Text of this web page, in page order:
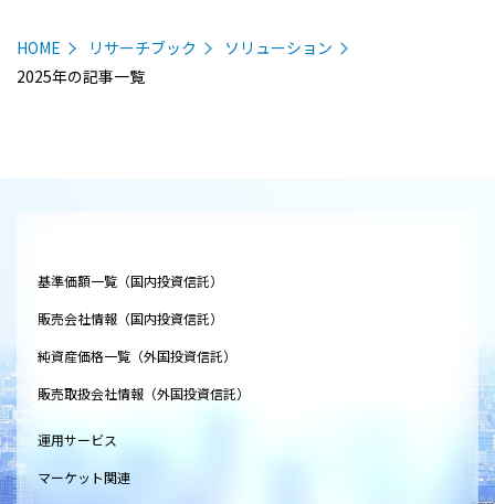
HOME リサーチブック
ソリューション
2025年の記事一覧
基準価額一覧（国内投資信託）
販売会社情報（国内投資信託）
純資産価格一覧（外国投資信託）
販売取扱会社情報（外国投資信託）
運用サービス
マーケット関連